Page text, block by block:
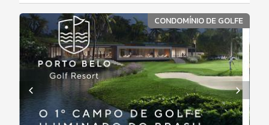
CONDOMÍNIO DE GOLFE